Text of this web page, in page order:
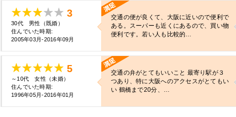
3
30代 男性（既婚）
住んでいた時期:
2005年03月-2016年09月
交通の便が良くて、大阪に近いので便利で
ある。スーパーも近くにあるので、買い物
便利です。若い人も比較的…
5
～10代 女性（未婚）
住んでいた時期:
1996年05月-2016年01月
交通の弁がとてもいいこと 最寄り駅が３
つあり、特に大阪へのアクセスがとてもい
い 鶴橋まで20分、…